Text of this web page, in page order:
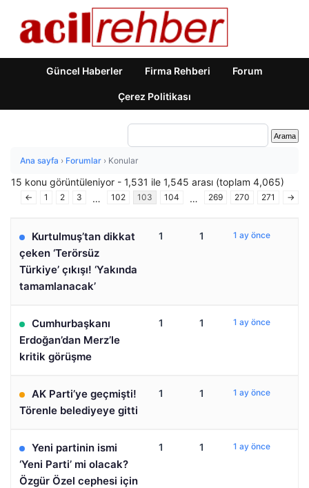
Güncel Haberler Firma Rehberi Forum
Çerez Politikası
Ana sayfa › Forumlar › Konular
15 konu görüntüleniyor - 1,531 ile 1,545 arası (toplam 4,065)
← 1 2 3 … 102 103 104 … 269 270 271 →
Kurtulmuş’tan dikkat
çeken ‘Terörsüz
Türkiye’ çıkışı! ‘Yakında
tamamlanacak’
1 1 1 ay önce
Cumhurbaşkanı
Erdoğan’dan Merz’le
kritik görüşme
1 1 1 ay önce
AK Parti’ye geçmişti!
Törenle belediyeye gitti
1 1 1 ay önce
Yeni partinin ismi
‘Yeni Parti’ mi olacak?
Özgür Özel cephesi için
1 1 1 ay önce